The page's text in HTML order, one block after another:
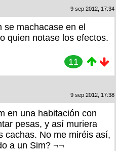
9 sep 2012, 17:34
se machacase en el
quien notase los efectos.
11
9 sep 2012, 17:38
en una habitación con
pesas, y así muriera
cachas. No me miréis así,
a un Sim? ¬¬